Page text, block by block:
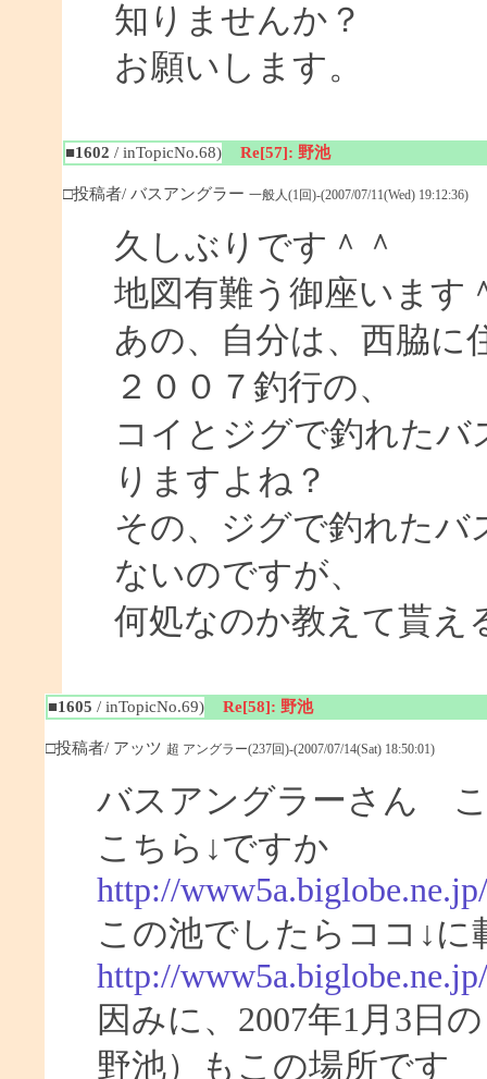
知りませんか？
お願いします。
■1602 / inTopicNo.68) Re[57]: 野池
□投稿者/ バスアングラー 一般人(1回)-(2007/07/11(Wed) 19:12:36)
久しぶりです＾＾
地図有難う御座います
あの、自分は、西脇に
２００７釣行の、
コイとジグで釣れたバ
りますよね？
その、ジグで釣れたバ
ないのですが、
何処なのか教えて貰え
■1605 / inTopicNo.69) Re[58]: 野池
□投稿者/ アッツ 超 アングラー(237回)-(2007/07/14(Sat) 18:50:01)
バスアングラーさん
こちら↓ですか
http://
この池でしたらココ↓に
http://
因みに、2007年1月3日
野池）もこの場所です